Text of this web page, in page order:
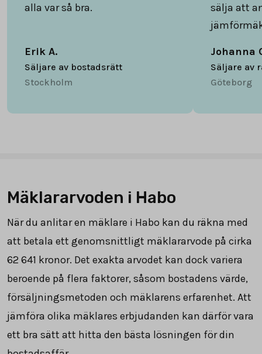
alla var så bra.
Erik A.
Säljare av bostadsrätt
Stockholm
sälja att
Johanna
Säljare av
Göteborg
Mäklararvoden i Habo
När du anlitar en mäklare i Habo kan du räkna med
att betala ett genomsnittligt mäklararvode på cirka
62 641 kronor. Det exakta arvodet kan dock variera
beroende på flera faktorer, såsom bostadens värde,
försäljningsmetoden och mäklarens erfarenhet. Att
jämföra olika mäklares erbjudanden kan därför vara
ett bra sätt att hitta den bästa lösningen för din